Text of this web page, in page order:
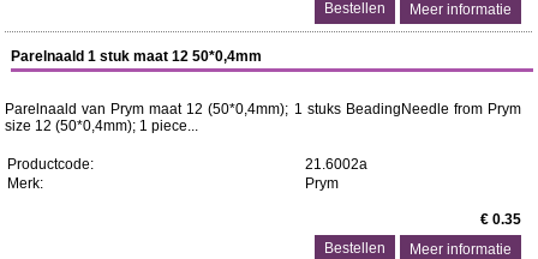
Meer informatie
Parelnaald 1 stuk maat 12 50*0,4mm
Parelnaald van Prym maat 12 (50*0,4mm); 1 stuks BeadingNeedle from Prym
size 12 (50*0,4mm); 1 piece...
Productcode:
21.6002a
Merk:
Prym
€ 0.35
Meer informatie